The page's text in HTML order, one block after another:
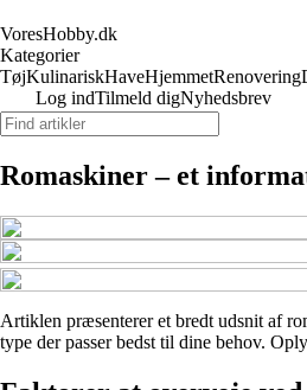
VoresHobby.dk
Kategorier
TøjKulinariskHaveHjemmetRenovering
Log indTilmeld digNyhedsbrev
Romaskiner – et
Artiklen præsenterer et bredt udsnit af
type der passer bedst til dine behov.